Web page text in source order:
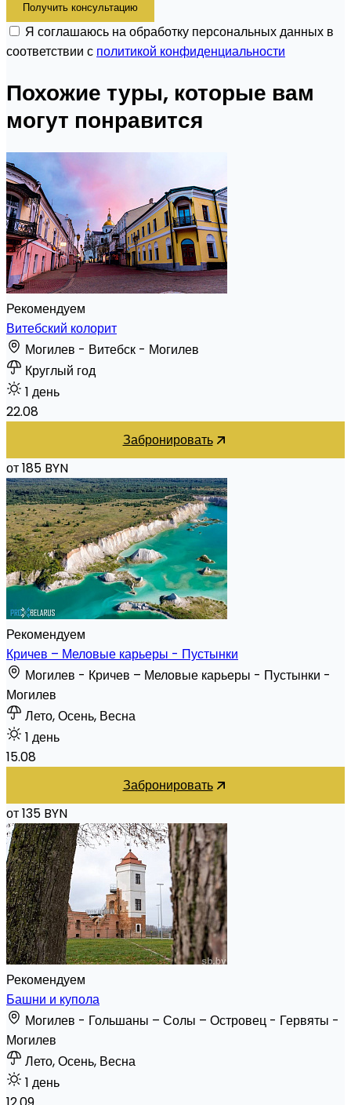
Получить консультацию
Я соглашаюсь на обработку персональных данных в
соответствии с политикой конфиденциальности
Похожие туры, которые вам
могут понравится
Рекомендуем
Витебский колорит
Могилев - Витебск - Могилев
Круглый год
1 день
22.08
Забронировать
от 185 BYN
Рекомендуем
Кричев – Меловые карьеры - Пустынки
Могилев - Кричев – Меловые карьеры - Пустынки -
Могилев
Лето, Осень, Весна
1 день
15.08
Забронировать
от 135 BYN
Рекомендуем
Башни и купола
Могилев - Гольшаны – Солы – Островец - Гервяты -
Могилев
Лето, Осень, Весна
1 день